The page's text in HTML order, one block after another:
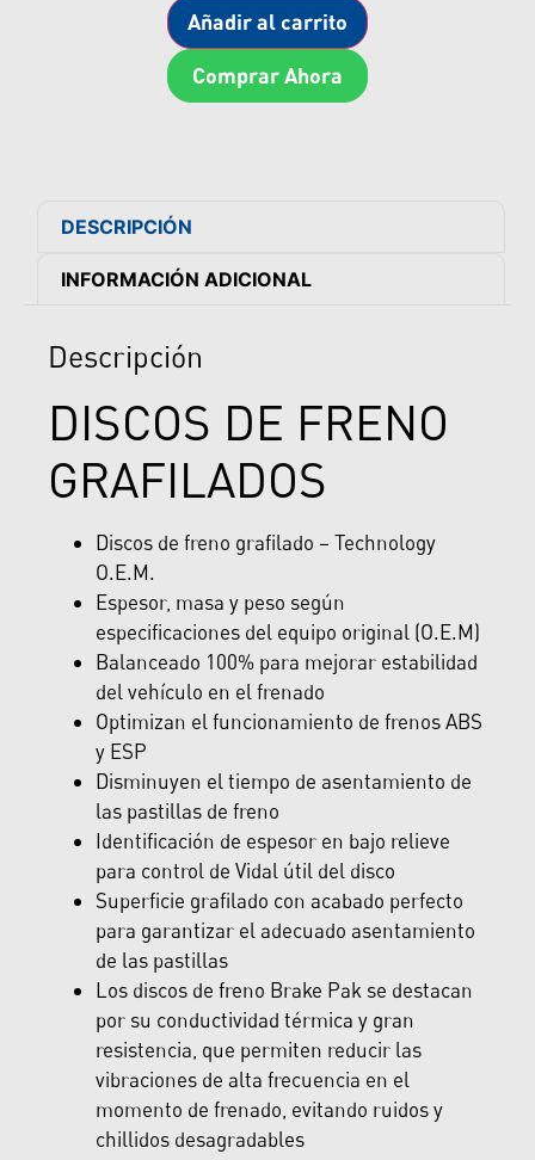
Añadir al carrito
Comprar Ahora
DESCRIPCIÓN
INFORMACIÓN ADICIONAL
Descripción
DISCOS DE FRENO
GRAFILADOS
Discos de freno grafilado – Technology
O.E.M.
Espesor, masa y peso según
especificaciones del equipo original (O.E.M)
Balanceado 100% para mejorar estabilidad
del vehículo en el frenado
Optimizan el funcionamiento de frenos ABS
y ESP
Disminuyen el tiempo de asentamiento de
las pastillas de freno
Identificación de espesor en bajo relieve
para control de Vidal útil del disco
Superficie grafilado con acabado perfecto
para garantizar el adecuado asentamiento
de las pastillas
Los discos de freno Brake Pak se destacan
por su conductividad térmica y gran
resistencia, que permiten reducir las
vibraciones de alta frecuencia en el
momento de frenado, evitando ruidos y
chillidos desagradables